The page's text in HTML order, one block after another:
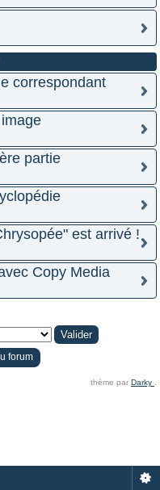
correspondant
partie
est arrivé !
Copy Media
forum
thème par Darky